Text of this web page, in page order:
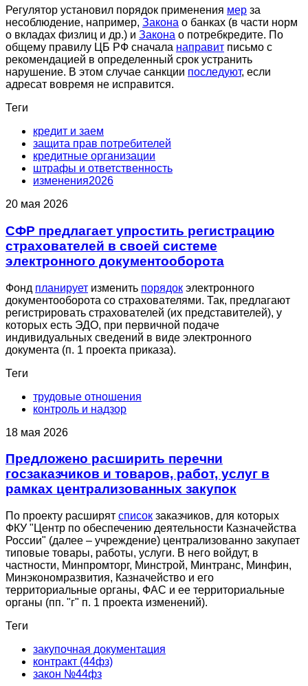
Регулятор установил порядок применения мер за
несоблюдение, например, Закона о банках (в части норм
о вкладах физлиц и др.) и Закона о потребкредите. По
общему правилу ЦБ РФ сначала направит письмо с
рекомендацией в определенный срок устранить
нарушение. В этом случае санкции последуют, если
адресат вовремя не исправится.
Теги
кредит и заем
защита прав потребителей
кредитные организации
штрафы и ответственность
изменения2026
20 мая 2026
СФР предлагает упростить регистрацию
страхователей в своей системе
электронного документооборота
Фонд планирует изменить порядок электронного
документооборота со страхователями. Так, предлагают
регистрировать страхователей (их представителей), у
которых есть ЭДО, при первичной подаче
индивидуальных сведений в виде электронного
документа (п. 1 проекта приказа).
Теги
трудовые отношения
контроль и надзор
18 мая 2026
Предложено расширить перечни
госзаказчиков и товаров, работ, услуг в
рамках централизованных закупок
По проекту расширят список заказчиков, для которых
ФКУ "Центр по обеспечению деятельности Казначейства
России" (далее – учреждение) централизованно закупает
типовые товары, работы, услуги. В него войдут, в
частности, Минпромторг, Минстрой, Минтранс, Минфин,
Минэкономразвития, Казначейство и его
территориальные органы, ФАС и ее территориальные
органы (пп. "г" п. 1 проекта изменений).
Теги
закупочная документация
контракт (44фз)
закон №44фз